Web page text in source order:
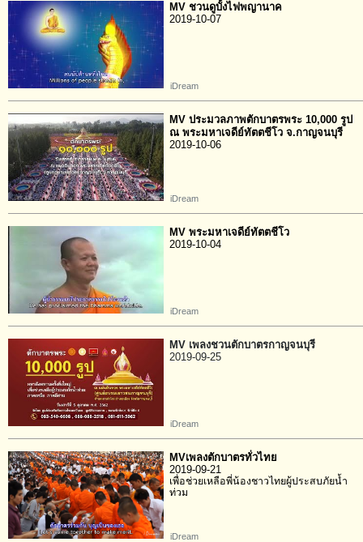
MV ชวนดูบั้งไฟพญานาค
2019-10-07
iDream
MV ประมวลภาพตักบาตรพระ 10,000 รูป
ณ พระมหาเจดีย์ทัตตชีโว จ.กาญจนบุรี
2019-10-06
iDream
MV พระมหาเจดีย์ทัตตชีโว
2019-10-04
iDream
MV เพลงชวนตักบาตรกาญจนบุรี
2019-09-25
iDream
MVเพลงตักบาตรทั่วไทย
2019-09-21
เพื่อช่วยเหลือพี่น้องชาวไทยผู้ประสบภัยน้ำ
ท่วม
iDream